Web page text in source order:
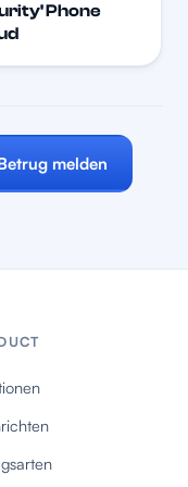
Phone
melden